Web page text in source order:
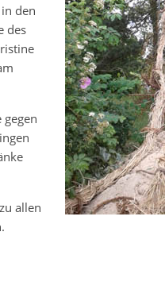
den
des
allen